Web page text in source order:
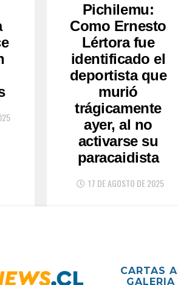
Pichilemu:
Como Ernesto
Lértora fue
identificado el
deportista que
murió
trágicamente
ayer, al no
activarse su
paracaidista
17 DE AGOSTO DE 2025
CARTAS
GALERIA